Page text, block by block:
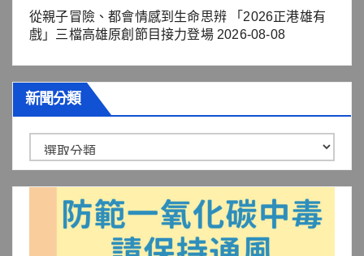
從親子冒險、都會情感到生命思辨 「2026正港雄有
戲」三檔高雄原創節目接力登場 2026-08-08
新聞分類
聞